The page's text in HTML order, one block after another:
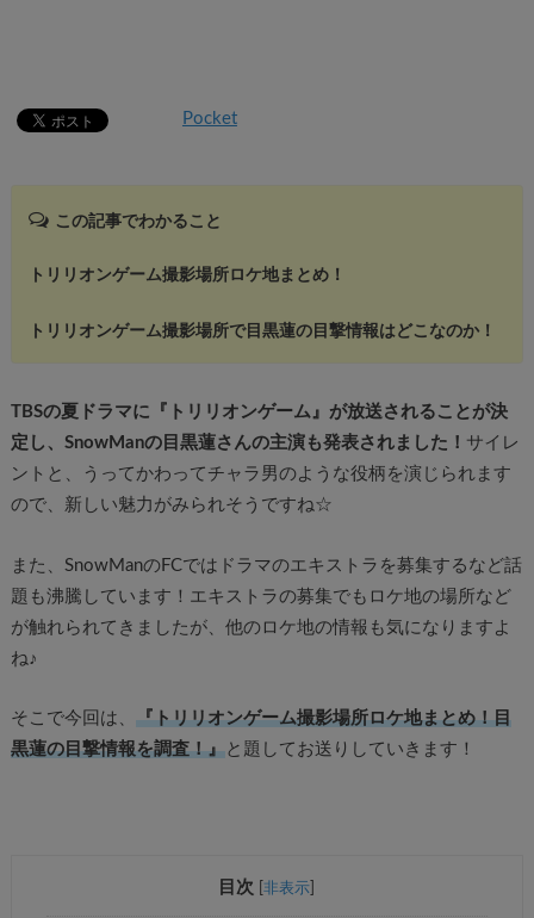
Pocket
この記事でわかること
トリリオンゲーム撮影場所ロケ地まとめ！
トリリオンゲーム撮影場所で目黒蓮の目撃情報はどこなのか！
TBSの夏ドラマに『トリリオンゲーム』が放送されることが決
定し、SnowManの目黒蓮さんの主演も発表されました！ サイレ
ントと、うってかわってチャラ男のような役柄を演じられます
ので、新しい魅力がみられそうですね☆
また、SnowManのFCではドラマのエキストラを募集するなど話
題も沸騰しています！エキストラの募集でもロケ地の場所など
が触れられてきましたが、他のロケ地の情報も気になりますよ
ね♪
そこで今回は、 『トリリオンゲーム撮影場所ロケ地まとめ！目
黒蓮の目撃情報を調査！』と題してお送りしていきます！
目次 [非表示